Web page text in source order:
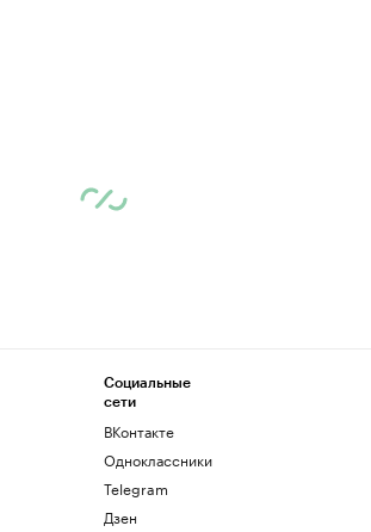
Социальные
сети
ВКонтакте
Одноклассники
Telegram
Дзен